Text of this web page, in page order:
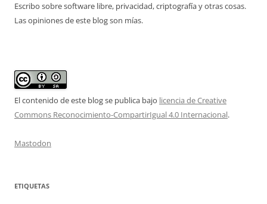
Escribo sobre software libre, privacidad, criptografía y otras cosas.
Las opiniones de este blog son mías.
El contenido de este blog se publica bajo licencia de Creative
Commons Reconocimiento-CompartirIgual 4.0 Internacional.
Mastodon
ETIQUETAS